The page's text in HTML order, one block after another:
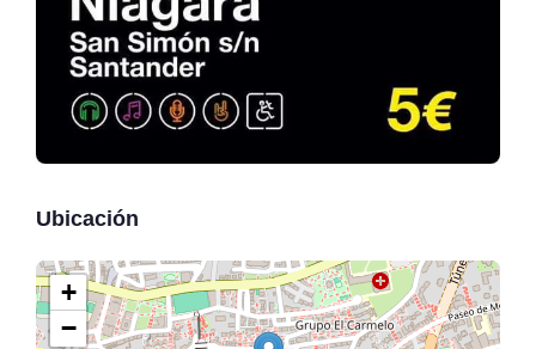
Ubicación
+
−